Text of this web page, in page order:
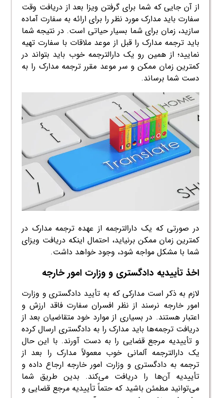
از آن جایی که شما برای گرفتن ویزا بعد از دریافت وقت
سفارت باید مدارک مورد نظر را برای ارائه به سفارت آماده
سازید، زمان برای شما بسیار حیاتی است. در نتیجه شما
باید ترجمه مدارک را قبل از موعد ملاقات با سفارت تهیه
نمایید؛ از همین رو یک دارالترجمه خوب باید بتواند در
کمترین زمان ممکن و سر موعد مقرر ترجمه مدارک را به
دست شما برساند.
در صورتی که یک دارالترجمه از عهده ترجمه مدارک در
کمترین زمان ممکن برنیاید، احتمال اینکه دریافت ویزای
شما با مشکل مواجه شود، وجود خواهد داشت.
اخذ تأییدیه دادگستری و وزارت امور خارجه
لازم به ذکر است مدارکی که به تأیید دادگستری و وزارت
امور خارجه نرسند از نظر افسران سفارت فاقد ارزش و
اعتبار هستند. در بسیاری از موارد خود متقاضیان بعد از
دریافت ترجمه‌ها باید مدارک را به دادگستری ارسال کرده
و تأییدیه مرجع قضایی را به دست آورند. با این حال
یک دارالترجمه آلمانی خوب معمولاً مدارک را بعد از
ترجمه به دادگستری و وزارت امور خارجه ارجاع داده و
تأییدیه آن‌ها را دریافت می‌کند. بدین طریق شما
می‌توانید مطمئن باشید که حتماً تأییدیه مرجع قضایی و